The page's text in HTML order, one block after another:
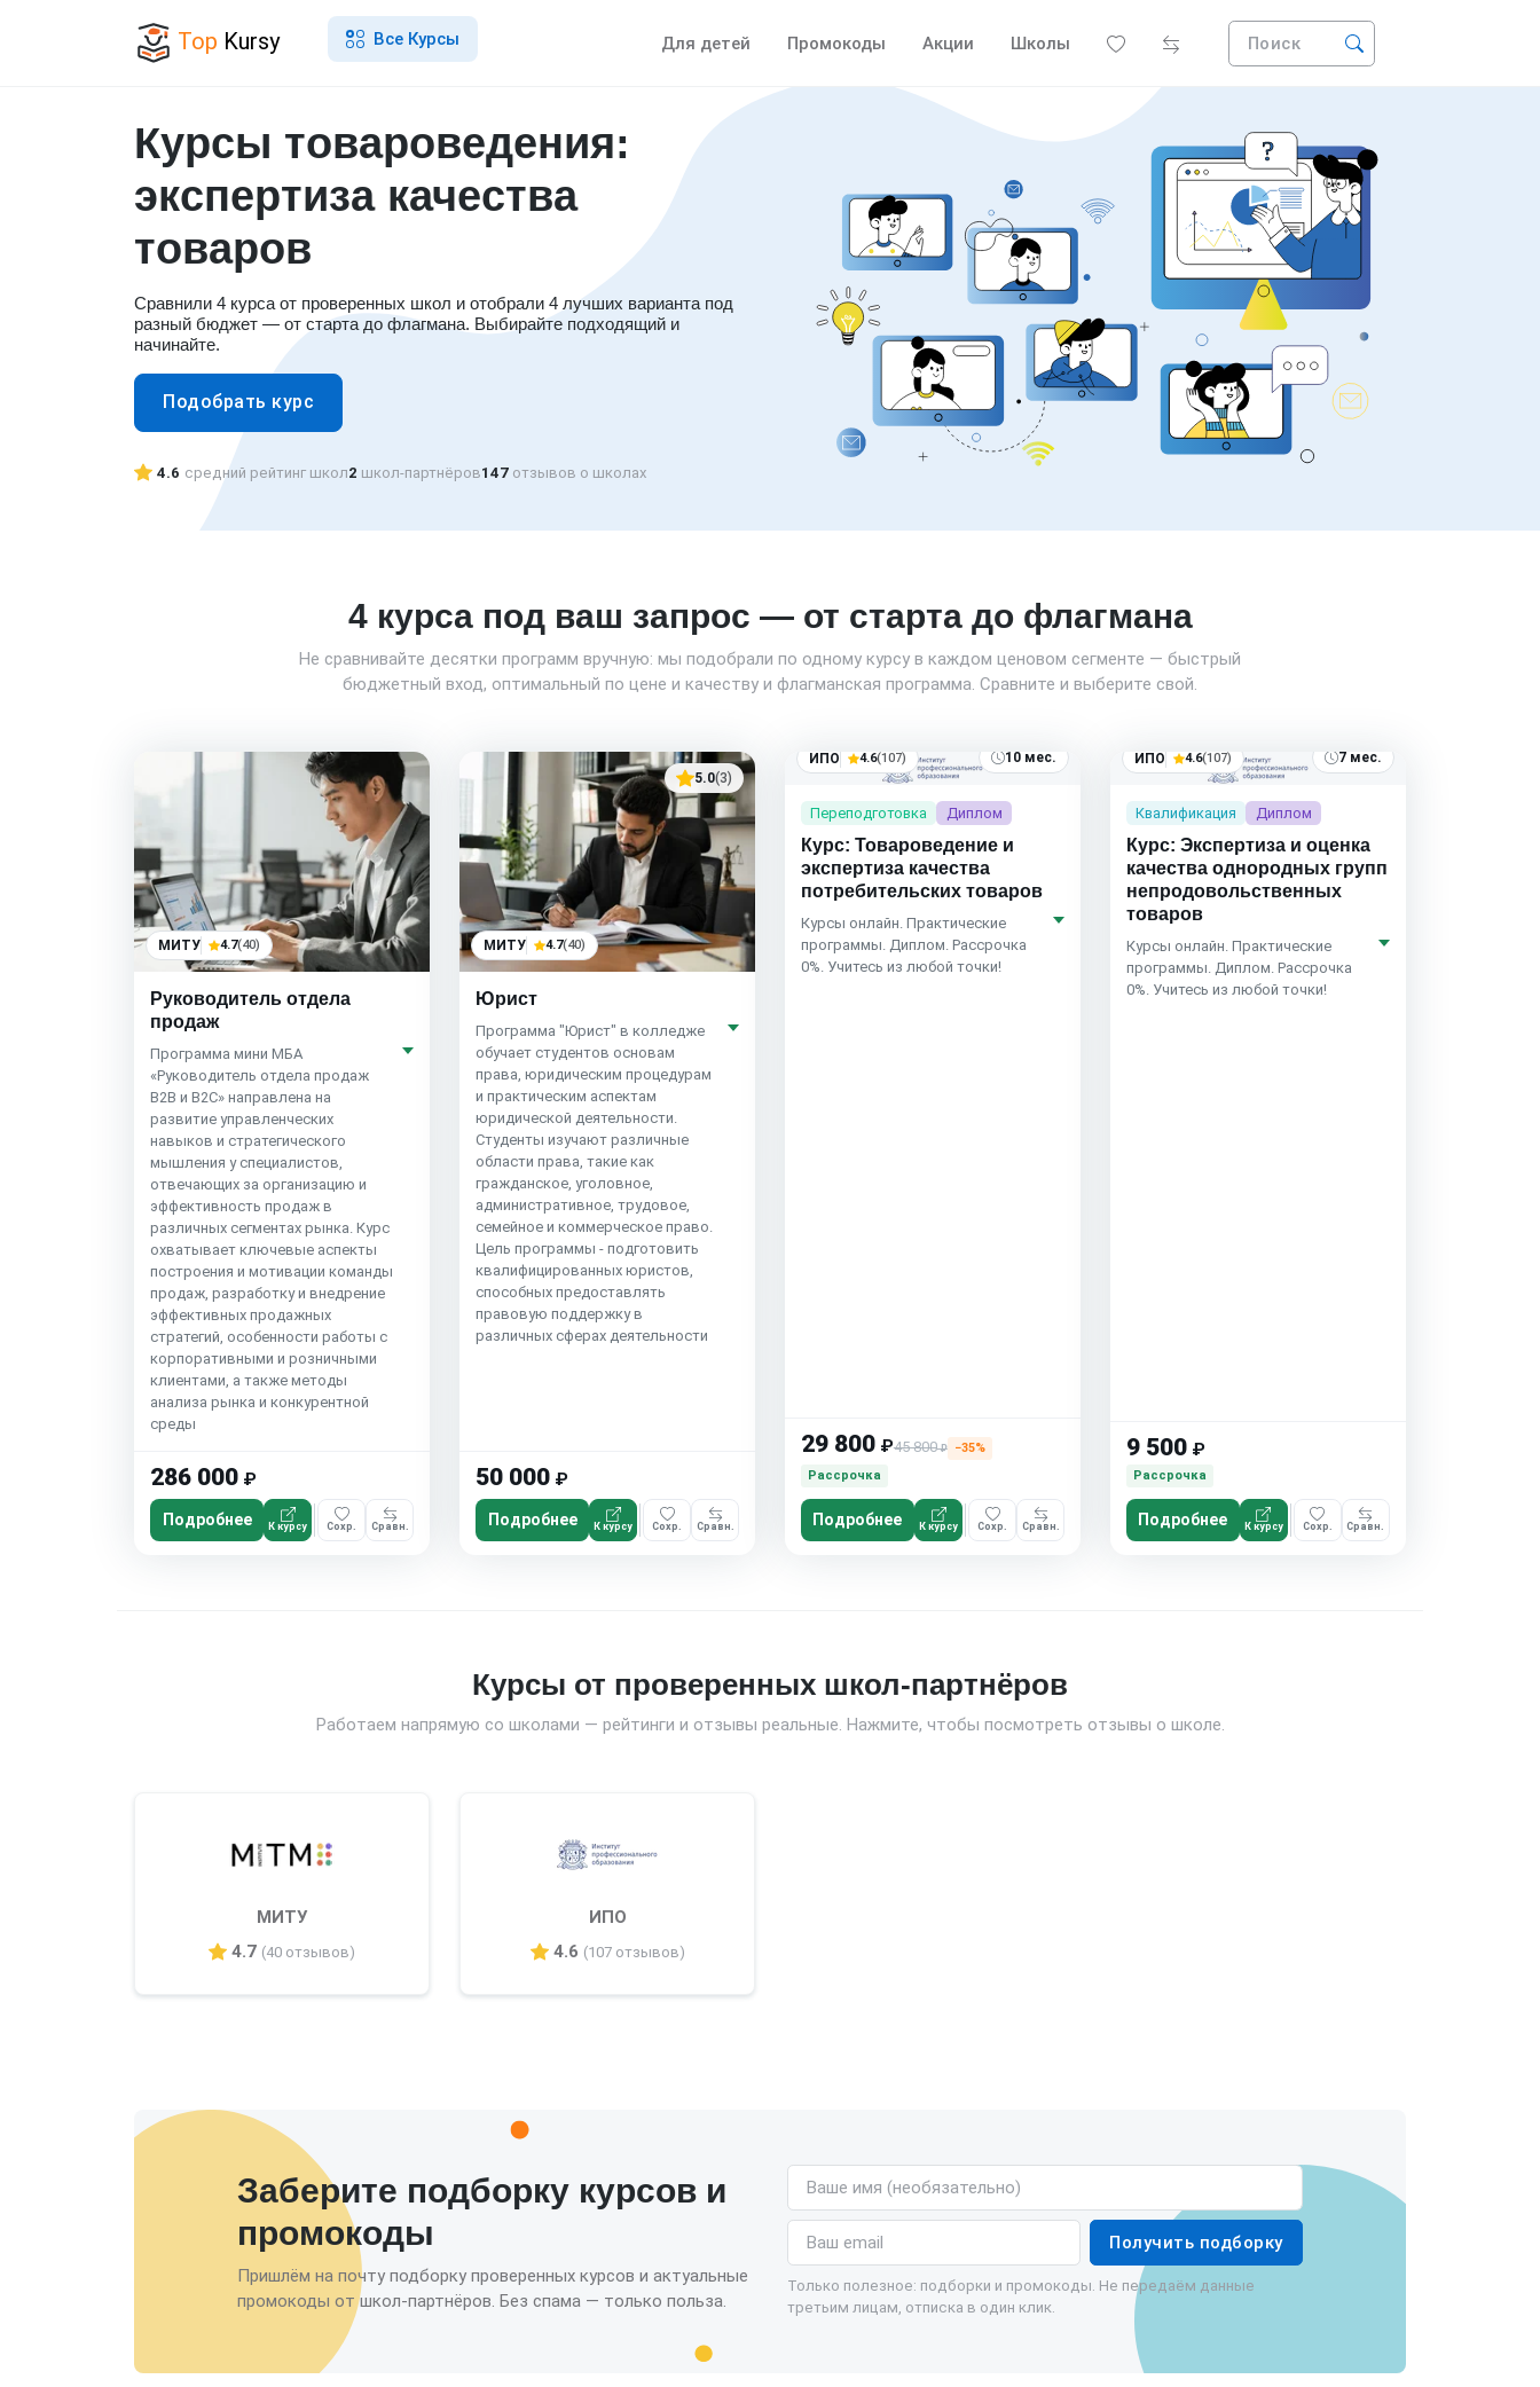
Top Kursy Все Курсы Для детей Промокоды Акции Школы Поиск
Курсы товароведения:
экспертиза качества
товаров
Сравнили 4 курса от проверенных школ и отобрали 4 лучших варианта под
разный бюджет — от старта до флагмана. Выбирайте подходящий и
начинайте.
Подобрать курс
4.6 средний рейтинг школ2 школ-партнёров147 отзывов о школах
?
4 курса под ваш запрос — от старта до флагмана
Не сравнивайте десятки программ вручную: мы подобрали по одному курсу в каждом ценовом сегменте — быстрый
бюджетный вход, оптимальный по цене и качеству и флагманская программа. Сравните и выберите свой.
МИТУ 4.7(40)
Руководитель отдела
продаж
Программа мини MБA
«Руководитель отдела продаж
B2B и B2C» направлена на
развитие управленческих
навыков и стратегического
мышления у специалистов,
отвечающих за организацию и
эффективность продаж в
различных сегментах рынка. Курс
охватывает ключевые аспекты
построения и мотивации команды
продаж, разработку и внедрение
эффективных продажных
стратегий, особенности работы с
корпоративными и розничными
клиентами, а также методы
анализа рынка и конкурентной
среды
286 000 ₽
Подробнее К курсу Сохр. Сравн.
5.0(3)
МИТУ 4.7(40)
Юрист
Программа "Юрист" в колледже
обучает студентов основам
права, юридическим процедурам
и практическим аспектам
юридической деятельности.
Студенты изучают различные
области права, такие как
гражданское, уголовное,
административное, трудовое,
семейное и коммерческое право.
Цель программы - подготовить
квалифицированных юристов,
способных предоставлять
правовую поддержку в
различных сферах деятельности
50 000₽
Подробнее К курсу Сохр. Сравн.
ИПО 4.6(107) 10 мес.
Переподготовка Диплом
Курс: Товароведение и
экспертиза качества
потребительских товаров
Курсы онлайн. Практические
программы. Диплом. Рассрочка
0%. Учитесь из любой точки!
29 800₽45 800₽
−35%
Рассрочка
Подробнее К курсу Сохр. Сравн.
ИПО 4.6(107) 7 мес.
Квалификация Диплом
Курс: Экспертиза и оценка
качества однородных групп
непродовольственных
товаров
Курсы онлайн. Практические
программы. Диплом. Рассрочка
0%. Учитесь из любой точки!
9 500₽
Рассрочка
Подробнее К курсу Сохр. Сравн.
Курсы от проверенных школ-партнёров
Работаем напрямую со школами — рейтинги и отзывы реальные. Нажмите, чтобы посмотреть отзывы о школе.
МИТУ
4.7 (40 отзывов)
ИПО
4.6 (107 отзывов)
Заберите подборку курсов и
промокоды
Пришлём на почту подборку проверенных курсов и актуальные
промокоды от школ-партнёров. Без спама — только польза.
Имя (необязательно)
Email
Получить подборку
Только полезное: подборки и промокоды. Не передаём данные
третьим лицам, отписка в один клик.